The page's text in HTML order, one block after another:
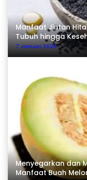
Manfaat Jintan
Tubuh hingga
7 Januari 2026
Menyegarkan dan
Manfaat Buah